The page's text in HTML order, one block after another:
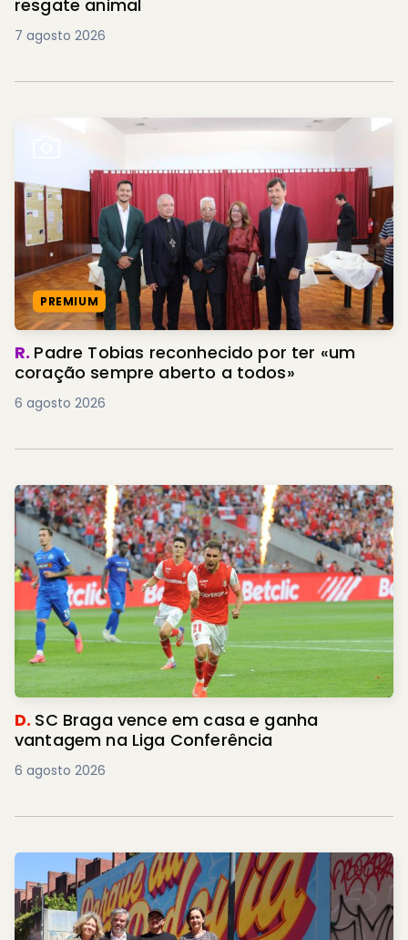
resgate animal
7 agosto 2026
PREMIUM
R. Padre Tobias reconhecido por ter «um
coração sempre aberto a todos»
6 agosto 2026
D. SC Braga vence em casa e ganha
vantagem na Liga Conferência
6 agosto 2026